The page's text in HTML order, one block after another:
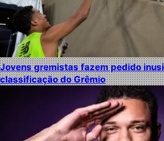
Jovens gremistas fazem pedido
classificação do Grêmio